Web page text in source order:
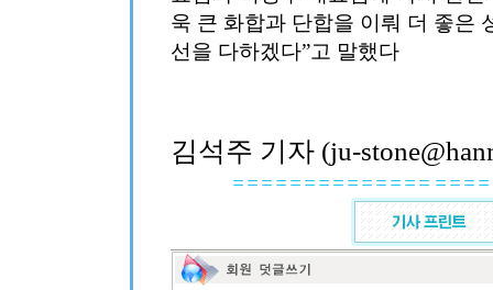
욱 큰 화합과 단합을 이뤄 더 좋은
선을 다하겠다”고 말했다
김석주 기자 (ju-